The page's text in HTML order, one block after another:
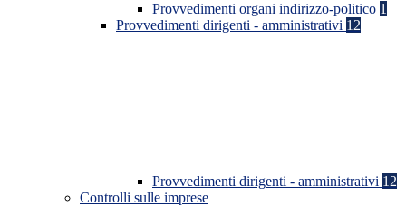
Provvedimenti organi indirizzo-politico 1
Provvedimenti dirigenti - amministrativi 12
Provvedimenti dirigenti - amministrativi 12
Controlli sulle imprese